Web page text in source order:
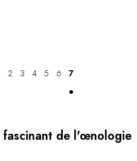
2 3 4 5 6 7
fascinant de l'œnologie